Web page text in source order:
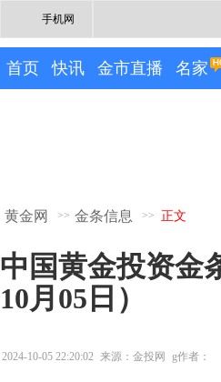
手机网
首页 快讯 金市直播 名家
黄金网 >> 金条信息 >> 正文
中国黄金投资金
10月05日）
2024-10-05 22:20:02 来源：金投网 g作者：